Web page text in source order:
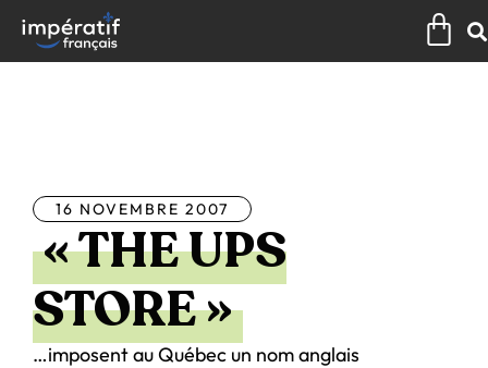
contenu
16 NOVEMBRE 2007
« THE UPS
STORE »
…imposent au Québec un nom anglais